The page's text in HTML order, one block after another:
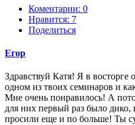
Коментарии: 0
Нравится: 7
Поделиться
Егор
Здравствуй Катя! Я в восторге
одном из твоих семинаров и
Мне очень понравилось! А
для них первый раз было дико,
просили еще и по больше! Ты